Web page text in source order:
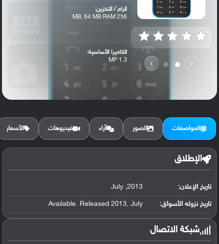
‹
›
الرام / التخزين:
256 MB, 64 MB RAM
الكاميرا الأساسية:
1.3 MP
المواصفات الصور آراء فيديوهات الأسعار
الإطلاق
تاريخ الإعلان: 2013, July
تاريخ نزوله الأسواق: Available. Released 2013, July
شبكة الاتصال